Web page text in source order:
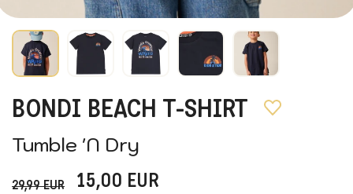
BONDI BEACH T-SHIRT
Tumble 'N Dry
29,99EUR 15,00 EUR